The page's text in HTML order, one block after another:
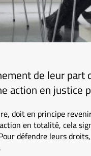
de leur part
action en justice
doit en principe
en totalité, cela
défendre leurs